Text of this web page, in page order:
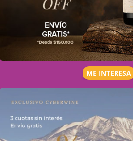
ME INTERESA